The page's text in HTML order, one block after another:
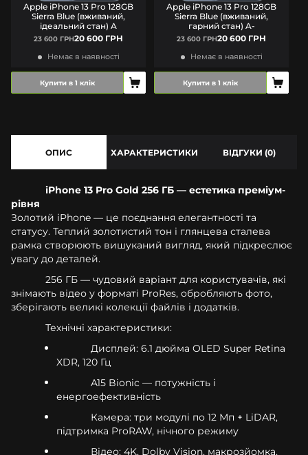
Apple iPhone 13 Pro 128GB
Sierra Blue (вживаний,
ідеальний стан) A
23 600 ГРН20 600 ГРН
Немає в наявності
Купити в 1 клік
Apple iPhone 13 Pro 128GB
Sierra Blue (вживаний,
гарний стан) A-
23 600 ГРН20 600 ГРН
Немає в наявності
Купити в 1 клік
ОПИС ХАРАКТЕРИСТИКИ ВІДГУКИ (0)
iPhone 13 Pro Gold 256 ГБ — естетика преміум-
рівня
Золотий iPhone — це поєднання елегантності та
статусу. Теплий золотистий тон і глянцева сталева
рамка створюють вишуканий вигляд, який підкреслює
увагу до деталей.
256 ГБ — чудовий варіант для користувачів, які
знімають відео у форматі ProRes, обробляють фото,
зберігають великі колекції файлів і додатків.
Технічні характеристики:
Дисплей: 6.1 дюйма OLED Super Retina
XDR, 120 Гц
A15 Bionic — потужність і
енергоефективність
Камера: три модулі по 12 Мп + LiDAR,
підтримка ProRAW, нічного режиму
Відео: 4K, Dolby Vision, макрозйомка,